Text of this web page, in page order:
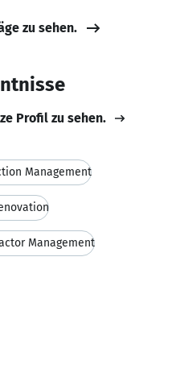
zu sehen.
Profil zu sehen.
Management
Management